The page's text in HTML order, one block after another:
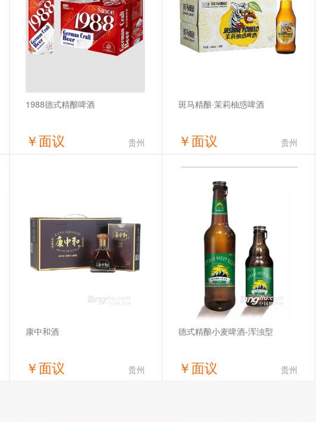
1988德式精酿啤酒
￥面议 贵州
斑马精酿·茉莉柚惑啤酒
￥面议 贵州
获取底价
斑马通达(安徽)科技有限公司
康中和酒
￥面议 贵州
德式精酿小麦啤酒-浑浊型
￥面议 贵州